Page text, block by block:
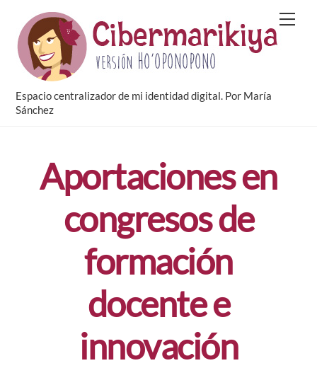
content
Espacio centralizador de mi identidad digital. Por María
Sánchez
Aportaciones en
congresos de
formación
docente e
innovación